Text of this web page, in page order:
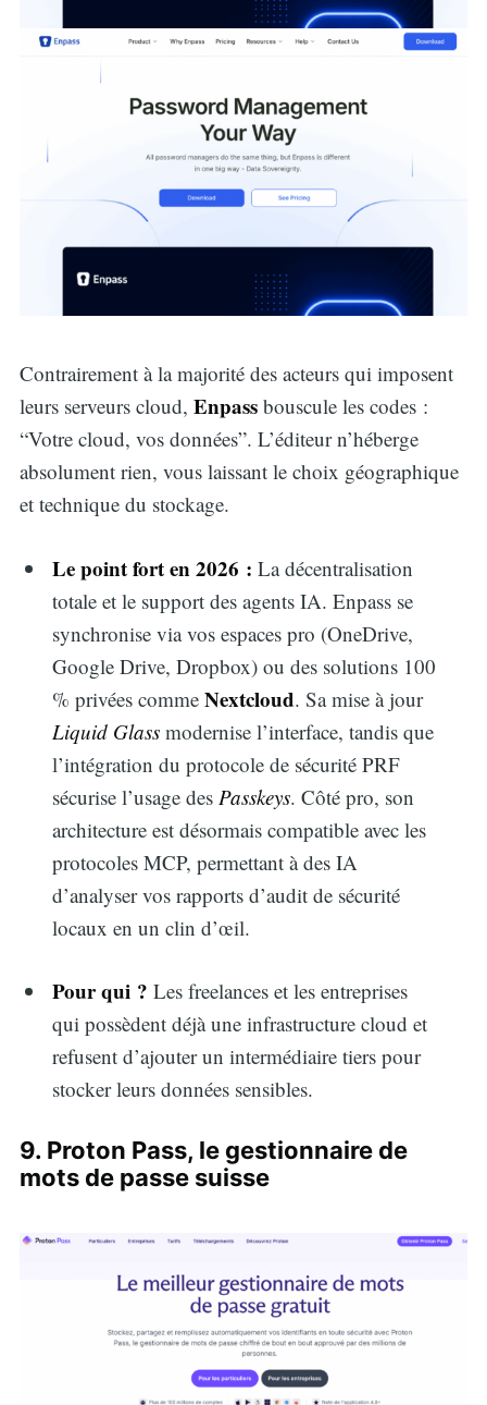
Contrairement à la majorité des acteurs qui imposent
leurs serveurs cloud, Enpassbouscule les codes :
“Votre cloud, vos données”. L’éditeur n’héberge
absolument rien, vous laissant le choix géographique
et technique du stockage.
Le point fort en 2026 : La décentralisation
totale et le support des agents IA. Enpass se
synchronise via vos espaces pro (OneDrive,
Google Drive, Dropbox) ou des solutions 100
% privées commeNextcloud. Sa mise à jour
Liquid Glass modernise l’interface, tandis que
l’intégration du protocole de sécurité PRF
sécurise l’usage des Passkeys. Côté pro, son
architecture est désormais compatible avec les
protocoles MCP, permettant à des IA
d’analyser vos rapports d’audit de sécurité
locaux en un clin d’œil.
Pour qui ? Les freelances et les entreprises
qui possèdent déjà une infrastructure cloud et
refusent d’ajouter un intermédiaire tiers pour
stocker leurs données sensibles.
9. Proton Pass, le gestionnaire de
mots de passe suisse